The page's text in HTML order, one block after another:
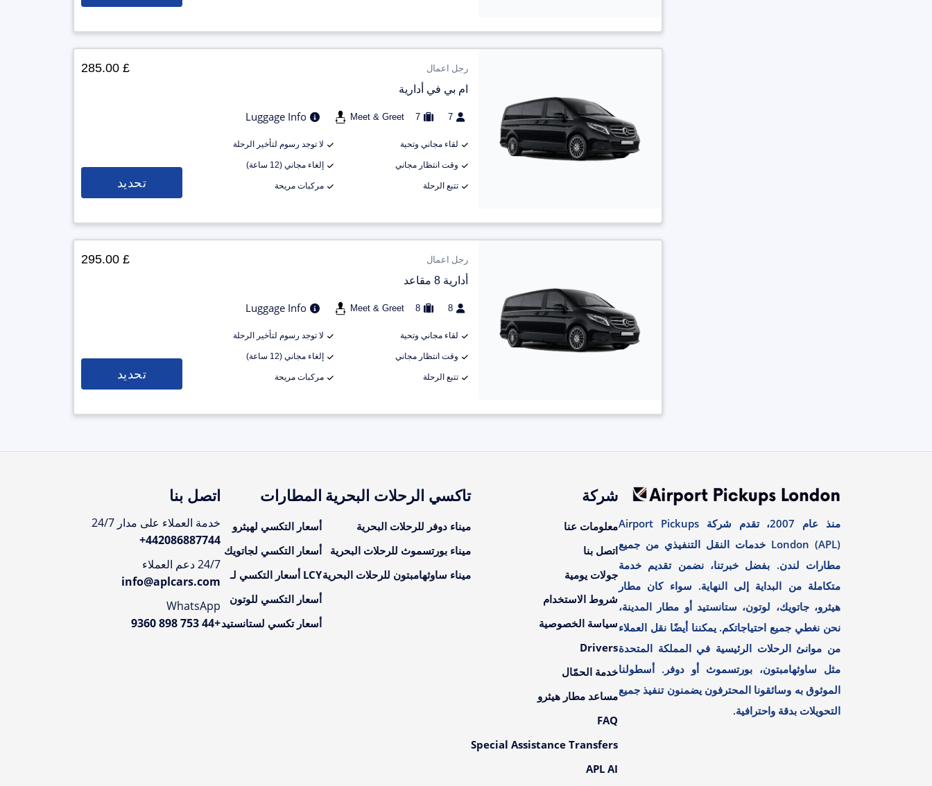
رجل اعمال
ام بي في أدارية
7
7
Meet & Greet
Luggage Info
لقاء مجاني وتحية لا توجد رسوم لتأخير الرحلة
وقت انتظار مجاني إلغاء مجاني (12 ساعة)
تتبع الرحلة مركبات مريحة
£ 285.00
تحديد
رجل اعمال
أدارية 8 مقاعد
8
8
Meet & Greet
Luggage Info
لقاء مجاني وتحية لا توجد رسوم لتأخير الرحلة
وقت انتظار مجاني إلغاء مجاني (12 ساعة)
تتبع الرحلة مركبات مريحة
£ 295.00
تحديد
منذ عام 2007، تقدم شركة Airport Pickups
London (APL) خدمات النقل التنفيذي من جميع
مطارات لندن. بفضل خبرتنا، نضمن تقديم خدمة
متكاملة من البداية إلى النهاية. سواء كان مطار
هيثرو، جاتويك، لوتون، ستانستيد أو مطار المدينة،
نحن نغطي جميع احتياجاتكم. يمكننا أيضًا نقل العملاء
من موانئ الرحلات الرئيسية في المملكة المتحدة
مثل ساوثهامبتون، بورتسموث أو دوفر. أسطولنا
الموثوق به وسائقونا المحترفون يضمنون تنفيذ جميع
التحويلات بدقة واحترافية.
شركة
معلومات عنا
اتصل بنا
جولات يومية
شروط الاستخدام
سياسة الخصوصية
Drivers
خدمة الحمّال
مساعد مطار هيثرو
FAQ
Special Assistance Transfers
APL AI
تاكسي الرحلات البحرية
ميناء دوفر للرحلات البحرية
ميناء بورتسموث للرحلات البحرية
ميناء ساوثهامبتون للرحلات البحرية
المطارات
أسعار التكسي لهيثرو
أسعار التكسي لجاتويك
LCY أسعار التكسي لـ
أسعار التكسي للوتون
أسعار تكسي لستانستيد
اتصل بنا
خدمة العملاء على مدار 24/7
+442086887744
24/7 دعم العملاء
info@aplcars.com
WhatsApp
+44 753 898 9360